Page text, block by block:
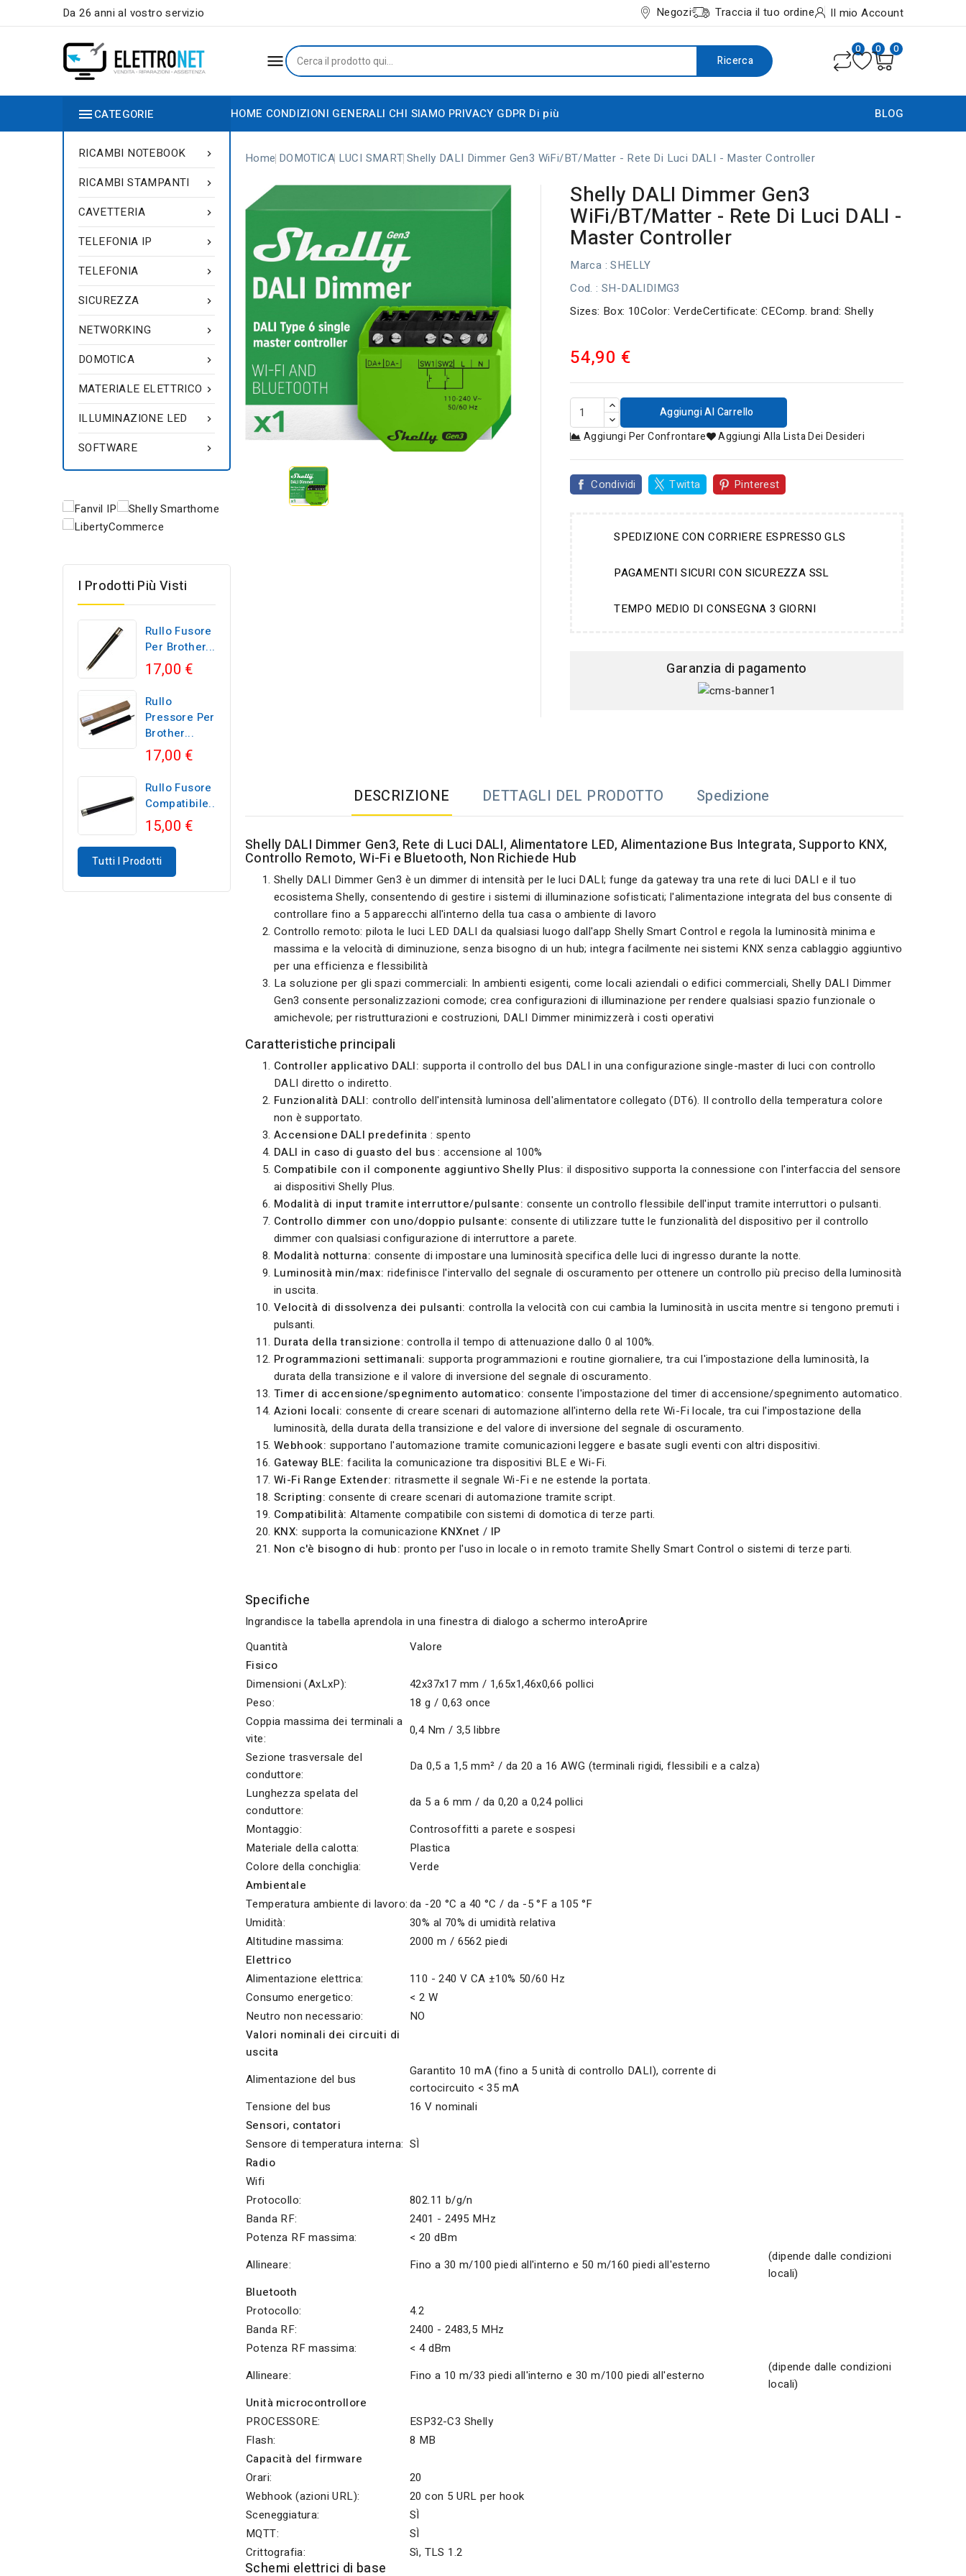
Da 26 anni al vostro servizio Negozi Traccia il tuo ordine Il mio Account
 Ricerca
0 0 0
HOME CONDIZIONI GENERALI CHI SIAMO PRIVACY GDPR Di più BLOG
CATEGORIE

RICAMBI NOTEBOOK

RICAMBI STAMPANTI

CAVETTERIA

TELEFONIA IP

TELEFONIA

SICUREZZA

NETWORKING

DOMOTICA

MATERIALE ELETTRICO

ILLUMINAZIONE LED

SOFTWARE
I Prodotti Più Visti
Rullo Fusore
Per Brother...
17,00 €
Rullo
Pressore Per
Brother...
17,00 €
Rullo Fusore
Compatibile...
15,00 €
Tutti I Prodotti
Home DOMOTICA LUCI SMART Shelly DALI Dimmer Gen3 WiFi/BT/Matter - Rete Di Luci DALI - Master Controller

Shelly DALI Dimmer Gen3
WiFi/BT/Matter - Rete Di Luci DALI -
Master Controller
Marca : SHELLY
Cod. : SH-DALIDIMG3
Sizes: Box: 10Color: VerdeCertificate: CEComp. brand: Shelly
54,90 €
Aggiungi Al Carrello
Aggiungi Per Confrontare
Aggiungi Alla Lista Dei Desideri
Condividi Twitta Pinterest
SPEDIZIONE CON CORRIERE ESPRESSO GLS
PAGAMENTI SICURI CON SICUREZZA SSL
TEMPO MEDIO DI CONSEGNA 3 GIORNI
Garanzia di pagamento
DESCRIZIONE DETTAGLI DEL PRODOTTO Spedizione
Shelly DALI Dimmer Gen3, Rete di Luci DALI, Alimentatore LED, Alimentazione Bus Integrata, Supporto KNX,
Controllo Remoto, Wi-Fi e Bluetooth, Non Richiede Hub
Shelly DALI Dimmer Gen3 è un dimmer di intensità per le luci DALI; funge da gateway tra una rete di luci DALI e il tuo
ecosistema Shelly, consentendo di gestire i sistemi di illuminazione sofisticati; l'alimentazione integrata del bus consente di
controllare fino a 5 apparecchi all'interno della tua casa o ambiente di lavoro
Controllo remoto: pilota le luci LED DALI da qualsiasi luogo dall'app Shelly Smart Control e regola la luminosità minima e
massima e la velocità di diminuzione, senza bisogno di un hub; integra facilmente nei sistemi KNX senza cablaggio aggiuntivo
per una efficienza e flessibilità
La soluzione per gli spazi commerciali: In ambienti esigenti, come locali aziendali o edifici commerciali, Shelly DALI Dimmer
Gen3 consente personalizzazioni comode; crea configurazioni di illuminazione per rendere qualsiasi spazio funzionale o
amichevole; per ristrutturazioni e costruzioni, DALI Dimmer minimizzerà i costi operativi
Caratteristiche principali
Controller applicativo DALI: supporta il controllo del bus DALI in una configurazione single-master di luci con controllo
DALI diretto o indiretto.
Funzionalità DALI: controllo dell'intensità luminosa dell'alimentatore collegato (DT6). Il controllo della temperatura colore
non è supportato.
Accensione DALI predefinita : spento
DALI in caso di guasto del bus: accensione al 100%
Compatibile con il componente aggiuntivo Shelly Plus: il dispositivo supporta la connessione con l'interfaccia del sensore
ai dispositivi Shelly Plus.
Modalità di input tramite interruttore/pulsante: consente un controllo flessibile dell'input tramite interruttori o pulsanti.
Controllo dimmer con uno/doppio pulsante: consente di utilizzare tutte le funzionalità del dispositivo per il controllo
dimmer con qualsiasi configurazione di interruttore a parete.
Modalità notturna: consente di impostare una luminosità specifica delle luci di ingresso durante la notte.
Luminosità min/max: ridefinisce l'intervallo del segnale di oscuramento per ottenere un controllo più preciso della luminosità
in uscita.
Velocità di dissolvenza dei pulsanti: controlla la velocità con cui cambia la luminosità in uscita mentre si tengono premuti i
pulsanti.
Durata della transizione: controlla il tempo di attenuazione dallo 0 al 100%.
Programmazioni settimanali: supporta programmazioni e routine giornaliere, tra cui l'impostazione della luminosità, la
durata della transizione e il valore di inversione del segnale di oscuramento.
Timer di accensione/spegnimento automatico: consente l'impostazione del timer di accensione/spegnimento automatico.
Azioni locali: consente di creare scenari di automazione all'interno della rete Wi-Fi locale, tra cui l'impostazione della
luminosità, della durata della transizione e del valore di inversione del segnale di oscuramento.
Webhook: supportano l'automazione tramite comunicazioni leggere e basate sugli eventi con altri dispositivi.
Gateway BLE: facilita la comunicazione tra dispositivi BLE e Wi-Fi.
Wi-Fi Range Extender: ritrasmette il segnale Wi-Fi e ne estende la portata.
Scripting: consente di creare scenari di automazione tramite script.
Compatibilità: Altamente compatibile con sistemi di domotica di terze parti.
KNX: supporta la comunicazione KNXnet / IP
Non c'è bisogno di hub: pronto per l'uso in locale o in remoto tramite Shelly Smart Control o sistemi di terze parti.
Specifiche
Ingrandisce la tabella aprendola in una finestra di dialogo a schermo interoAprire
Quantità
Valore
Fisico
Dimensioni (AxLxP):
42x37x17 mm / 1,65x1,46x0,66 pollici
Peso:
18 g / 0,63 once
Coppia massima dei terminali a
vite:
0,4 Nm / 3,5 libbre
Sezione trasversale del
conduttore:
Da 0,5 a 1,5 mm² / da 20 a 16 AWG (terminali rigidi, flessibili e a calza)
Lunghezza spelata del
conduttore:
da 5 a 6 mm / da 0,20 a 0,24 pollici
Montaggio:
Controsoffitti a parete e sospesi
Materiale della calotta:
Plastica
Colore della conchiglia:
Verde
Ambientale
Temperatura ambiente di lavoro:da -20 °C a 40 °C / da -5 °F a 105 °F
Umidità:
30% al 70% di umidità relativa
Altitudine massima:
2000 m / 6562 piedi
Elettrico
Alimentazione elettrica:
110 - 240 V CA ±10% 50/60 Hz
Consumo energetico:
< 2 W
Neutro non necessario:
NO
Valori nominali dei circuiti di
uscita
Alimentazione del bus
Garantito 10 mA (fino a 5 unità di controllo DALI), corrente di
cortocircuito < 35 mA
Tensione del bus
16 V nominali
Sensori, contatori
Sensore di temperatura interna: SÌ
Radio
Wifi
Protocollo:
802.11 b/g/n
Banda RF:
2401 - 2495 MHz
Potenza RF massima:
< 20 dBm
Allineare:
Fino a 30 m/100 piedi all'interno e 50 m/160 piedi all'esterno
(dipende dalle condizioni
locali)
Bluetooth
Protocollo:
4.2
Banda RF:
2400 - 2483,5 MHz
Potenza RF massima:
< 4 dBm
Allineare:
Fino a 10 m/33 piedi all'interno e 30 m/100 piedi all'esterno
(dipende dalle condizioni
locali)
Unità microcontrollore
PROCESSORE:
ESP32-C3 Shelly
Flash:
8 MB
Capacità del firmware
Orari:
20
Webhook (azioni URL):
20 con 5 URL per hook
Sceneggiatura:
SÌ
MQTT:
SÌ
Crittografia:
Sì, TLS 1.2
Schemi elettrici di base